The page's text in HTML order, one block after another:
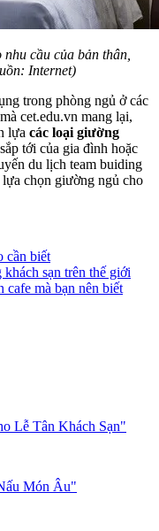
cầu của bản thân,
Internet)
trong phòng ngủ ở các
cet.edu.vn mang lại,
lựa các loại giường
tới của gia đình hoặc
du lịch team buiding
chọn giường ngủ cho
cần biết
sạn trên thế giới
cafe mà bạn nên biết
Lễ Tân Khách Sạn"
Món Âu"